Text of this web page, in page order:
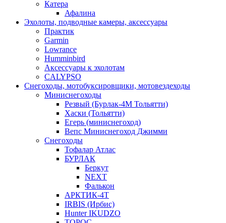
Катера
Афалина
Эхолоты, подводные камеры, аксессуары
Практик
Garmin
Lowrance
Humminbird
Аксессуары к эхолотам
CALYPSO
Снегоходы, мотобуксировщики, мотовездеходы
Миниснегоходы
Резвый (Бурлак-4М Тольятти)
Хаски (Тольятти)
Егерь (миниснегоход)
Вепс Миниснегоход Джимми
Снегоходы
Тофалар Атлас
БУРЛАК
Беркут
NEXT
Фалькон
АРКТИК-4Т
IRBIS (Ирбис)
Hunter IKUDZO